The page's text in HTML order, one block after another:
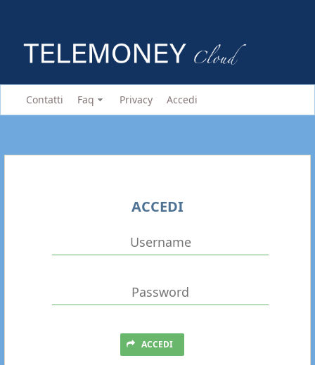
Contatti Faq Privacy Accedi
ACCEDI
ACCEDI